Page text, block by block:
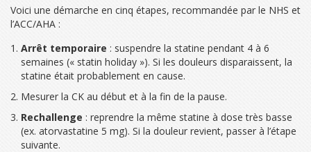
Voici une démarche en cinq étapes, recommandée par le NHS et
l’ACC/AHA :
Arrêt temporaire : suspendre la statine pendant 4 à 6
semaines (« statin holiday »). Si les douleurs disparaissent, la
statine était probablement en cause.
Mesurer la CK au début et à la fin de la pause.
Rechallenge : reprendre la même statine à dose très basse
(ex. atorvastatine 5 mg). Si la douleur revient, passer à l’étape
suivante.